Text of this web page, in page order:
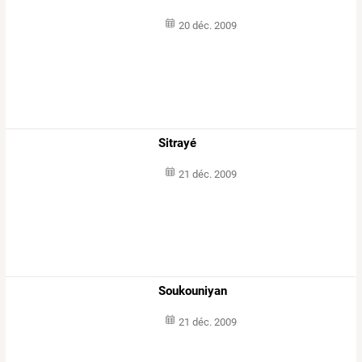
20 déc. 2009
Sitrayé
21 déc. 2009
Soukouniyan
21 déc. 2009